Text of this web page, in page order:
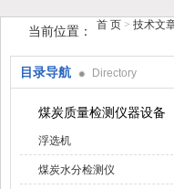
当前位置： 首 页 > 技术文
目录导航 Directory
煤炭质量检测仪器设备
浮选机
煤炭水分检测仪